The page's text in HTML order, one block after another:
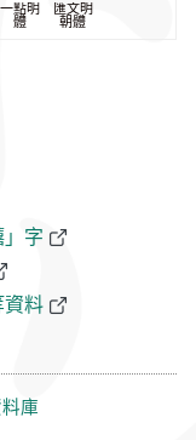
一點明
體
匯文明
朝體
」字
資料
庫